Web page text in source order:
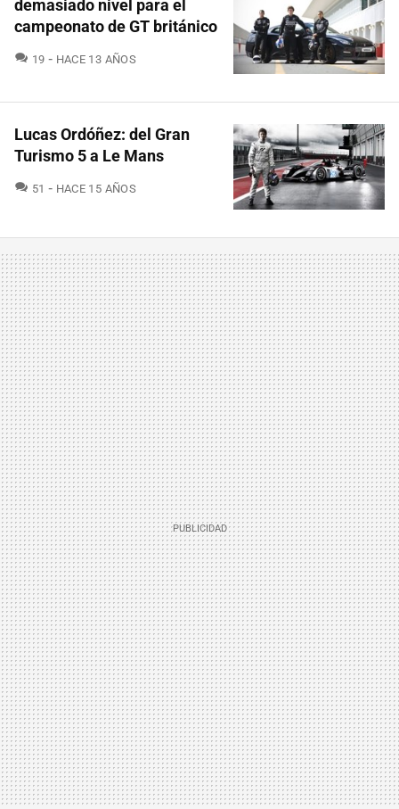
demasiado nivel para el
campeonato de GT británico
19 COMENTARIOS
HACE 13 AÑOS
Lucas Ordóñez: del Gran
Turismo 5 a Le Mans
51 COMENTARIOS
HACE 15 AÑOS